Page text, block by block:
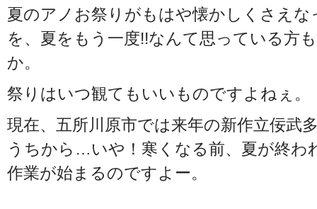
夏のアノお祭りがもはや懐かしくさえ
を、夏をもう一度!!なんて思っている方
か。
祭りはいつ観てもいいものですよねぇ。
現在、五所川原市では来年の新作立佞武
うちから…いや！寒くなる前、夏が終わ
作業が始まるのですよー。